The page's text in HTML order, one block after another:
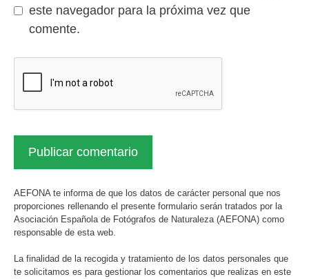
este navegador para la próxima vez que
comente.
AEFONA te informa de que los datos de carácter personal que nos
proporciones rellenando el presente formulario serán tratados por la
Asociación Española de Fotógrafos de Naturaleza (AEFONA) como
responsable de esta web.
La finalidad de la recogida y tratamiento de los datos personales que
te solicitamos es para gestionar los comentarios que realizas en este